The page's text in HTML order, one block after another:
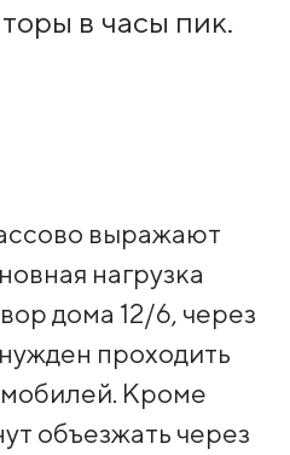
в часы пик.
выражают
нагрузка
дома 12/6, через
проходить
Кроме
объезжать через